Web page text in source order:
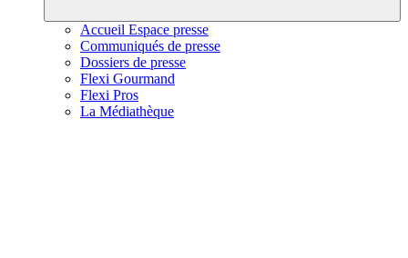
Accueil Espace presse
Communiqués de presse
Dossiers de presse
Flexi Gourmand
Flexi Pros
La Médiathèque